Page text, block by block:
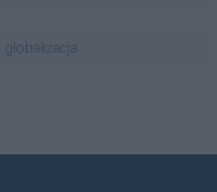
globalizacja